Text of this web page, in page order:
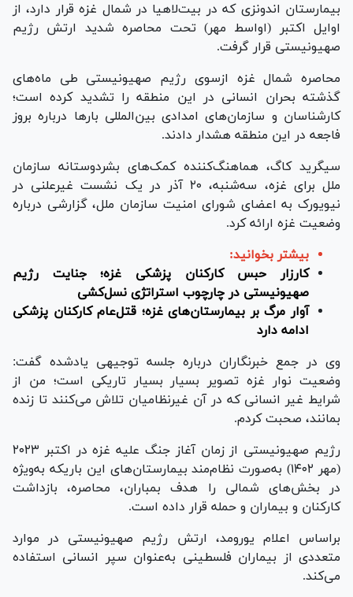
بیمارستان اندونزی که در بیت‌لاهیا در شمال غزه قرار دارد، از
اوایل اکتبر (اواسط مهر) تحت محاصره شدید ارتش رژیم
صهیونیستی قرار گرفت.
محاصره شمال غزه ازسوی رژیم صهیونیستی طی ماه‌های
گذشته بحران انسانی در این منطقه را تشدید کرده است؛
کارشناسان و سازمان‌های امدادی بین‌المللی بارها درباره بروز
فاجعه در این منطقه هشدار دادند.
سیگرید کاگ، هماهنگ‌کننده کمک‌های بشردوستانه سازمان
ملل برای غزه، سه‌شنبه، ۲۰ آذر در یک نشست غیرعلنی در
نیویورک به اعضای شورای امنیت سازمان ملل، گزارشی درباره
وضعیت غزه ارائه کرد.
بیشتر بخوانید:
کارزار حبس کارکنان پزشکی غزه؛ جنایت رژیم
صهیونیستی در چارچوب استراتژی نسل‌کشی
آوار مرگ بر بیمارستان‌های غزه؛ قتل‌عام کارکنان پزشکی
ادامه دارد
وی در جمع خبرنگاران درباره جلسه توجیهی یادشده گفت:
وضعیت نوار غزه تصویر بسیار بسیار تاریکی است؛ من از
شرایط غیر انسانی که در آن غیرنظامیان تلاش می‌کنند تا زنده
بمانند، صحبت کردم.
رژیم صهیونیستی از زمان آغاز جنگ علیه غزه در اکتبر ۲۰۲۳
(مهر ۱۴۰۲) به‌صورت نظام‌مند بیمارستان‌های این باریکه به‌ویژه
در بخش‌های شمالی را هدف بمباران، محاصره، بازداشت
کارکنان و بیماران و حمله قرار داده است.
براساس اعلام یورومد، ارتش رژیم صهیونیستی در موارد
متعددی از بیماران فلسطینی به‌عنوان سپر انسانی استفاده
می‌کند.